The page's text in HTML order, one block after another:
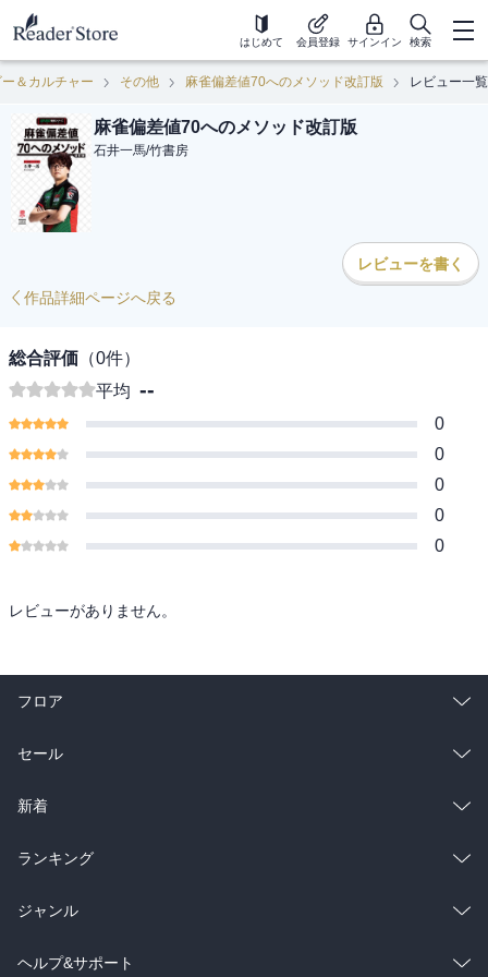
はじめて 会員登録 サインイン 検索
＆カルチャー その他 麻雀偏差値70へのメソッド改訂版 レビュー一覧
麻雀偏差値70へのメソッド改訂版
石井一馬/竹書房
レビューを書く
作品詳細ページへ戻る
総合評価 （0件）
平均 --
0
0
0
0
0
レビューがありません。
フロア
総合
ラノベ
雑誌・グラビア
BL・TL
セール
総合
ラノベ
雑誌・グラビア
BL・TL
新着
総合
ラノベ
雑誌・グラビア
ランキング
総合
ラノベ
ジャンル
コミック
ヘルプ&サポート